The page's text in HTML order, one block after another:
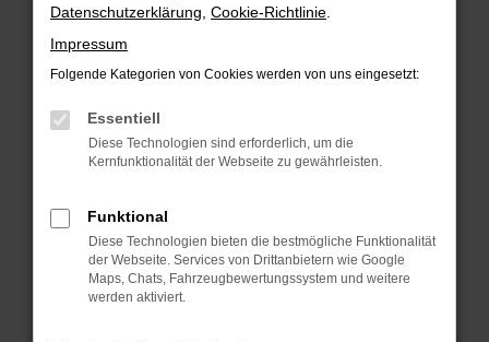
Laden andere Webseiten, zum Beispiel deine
Suchmaschine?
Prüfe deine Browsererweiterungen.
können das Laden bestimmter Seiten
verhindern. Funktioniert die Seite in einem
Starte dein Gerät neu.
Das kann manchmal helfen, vorübergehende
Probleme zu beheben.
Datenschutzerklärung Cookie-Richtlinie
Impressum
Folgende Kategorien von Cookies werden von uns eingesetzt:
Essentiell
Diese Technologien sind erforderlich, um die
Kernfunktionalität der Webseite zu gewährleisten.
Funktional
Diese Technologien bieten die bestmögliche Funktionalität
der Webseite. Services von Drittanbietern wie Google
Maps, Chats, Fahrzeugbewertungssystem und weitere
werden aktiviert.